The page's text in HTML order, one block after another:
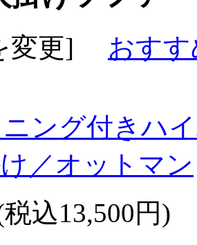
変更] おす
ング付きハ
／オットマン
込13,500円)